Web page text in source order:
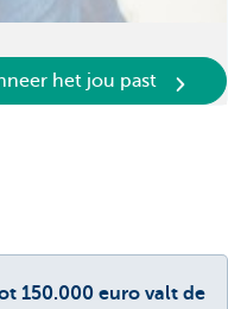
het jou past
150.000 euro valt de